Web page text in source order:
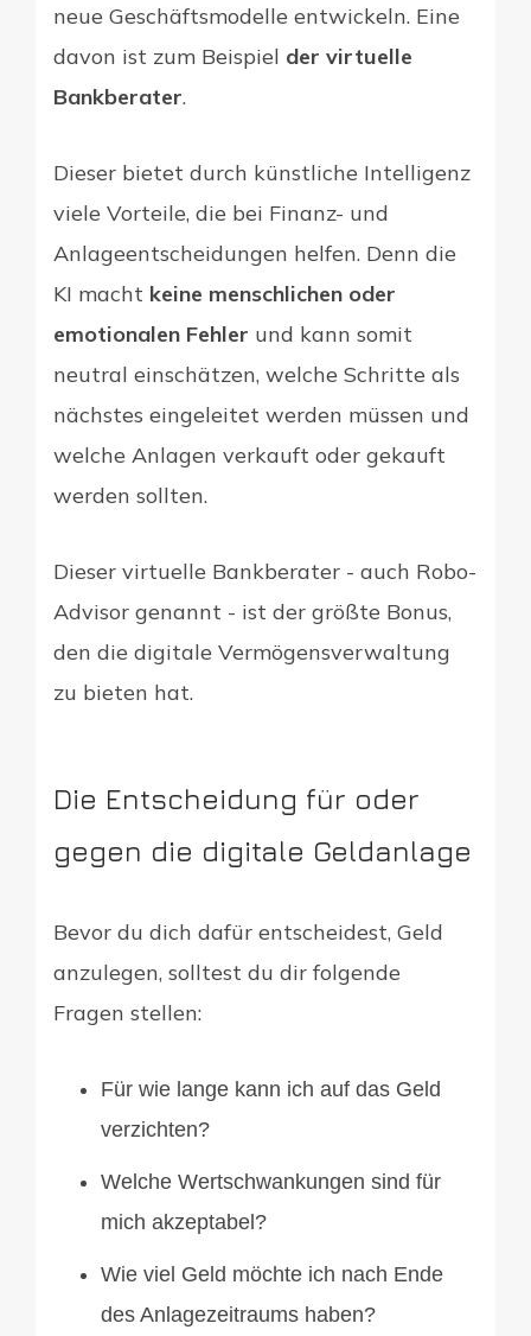
neue Geschäftsmodelle entwickeln. Eine
davon ist zum Beispiel der virtuelle
Bankberater.
Dieser bietet durch künstliche Intelligenz
viele Vorteile, die bei Finanz- und
Anlageentscheidungen helfen. Denn die
KI macht keine menschlichen oder
emotionalen Fehler und kann somit
neutral einschätzen, welche Schritte als
nächstes eingeleitet werden müssen und
welche Anlagen verkauft oder gekauft
werden sollten.
Dieser virtuelle Bankberater - auch Robo-
Advisor genannt - ist der größte Bonus,
den die digitale Vermögensverwaltung
zu bieten hat.
Die Entscheidung für oder
gegen die digitale Geldanlage
Bevor du dich dafür entscheidest, Geld
anzulegen, solltest du dir folgende
Fragen stellen:
Für wie lange kann ich auf das Geld
verzichten?
Welche Wertschwankungen sind für
mich akzeptabel?
Wie viel Geld möchte ich nach Ende
des Anlagezeitraums haben?